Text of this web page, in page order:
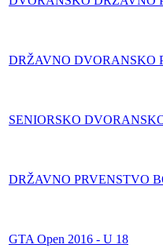
DRŽAVNO DVORANSKO
SENIORSKO
DRŽAVNO PRVENSTVO
GTA Open 2016 - U 18